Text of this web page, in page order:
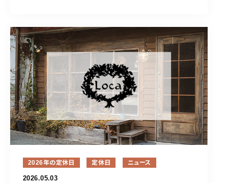
2026年の定休日 定休日 ニュース
2026.05.03